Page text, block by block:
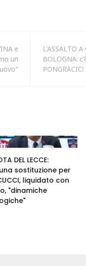
e
un
L'ASSALTO
BOLOGNA:
PONGRACIC!
DEL LECCE:
sostituzione per
liquidato con
"dinamiche